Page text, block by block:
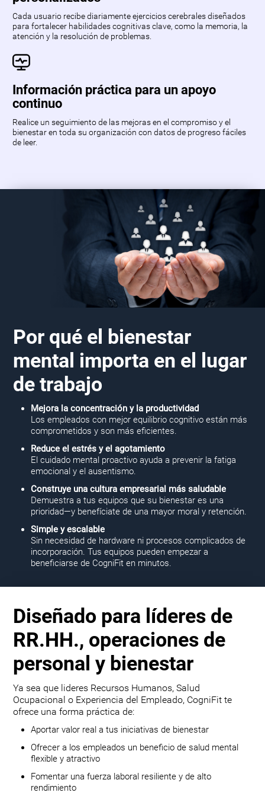
Cada usuario recibe diariamente ejercicios cerebrales diseñados
para fortalecer habilidades cognitivas clave, como la memoria, la
atención y la resolución de problemas.
Información práctica para un apoyo
continuo
Realice un seguimiento de las mejoras en el compromiso y el
bienestar en toda su organización con datos de progreso fáciles
de leer.
Por qué el bienestar
mental importa en el lugar
de trabajo
Mejora la concentración y la productividad
Los empleados con mejor equilibrio cognitivo están más
comprometidos y son más eficientes.
Reduce el estrés y el agotamiento
El cuidado mental proactivo ayuda a prevenir la fatiga
emocional y el ausentismo.
Construye una cultura empresarial más saludable
Demuestra a tus equipos que su bienestar es una
prioridad—y benefíciate de una mayor moral y retención.
Simple y escalable
Sin necesidad de hardware ni procesos complicados de
incorporación. Tus equipos pueden empezar a
beneficiarse de CogniFit en minutos.
Diseñado para líderes de
RR.HH., operaciones de
personal y bienestar
Ya sea que lideres Recursos Humanos, Salud
Ocupacional o Experiencia del Empleado, CogniFit te
ofrece una forma práctica de:
Aportar valor real a tus iniciativas de bienestar
Ofrecer a los empleados un beneficio de salud mental
flexible y atractivo
Fomentar una fuerza laboral resiliente y de alto
rendimiento